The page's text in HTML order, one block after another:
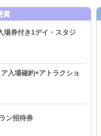
賞
場券付き1デイ・スタジ
入場確約+アトラクショ
ン招待券